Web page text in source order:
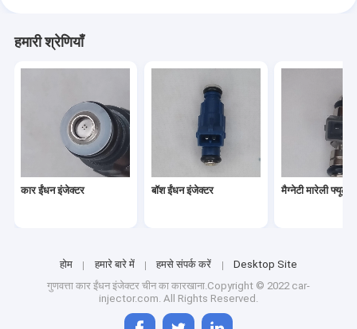
हमारी श्रेणियाँ
कार ईंधन इंजेक्टर बॉश ईंधन इंजेक्टर मैग्नेटी मारेली फ्यूल
होम हमारे बारे में हमसे संपर्क करें
Desktop Site
गुणवत्ता कार ईंधन इंजेक्टर चीन का कारखाना.Copyright © 2022 car-
injector.com. All Rights Reserved.